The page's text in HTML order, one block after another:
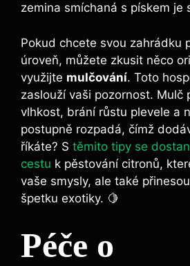
zemina smíchaná s pískem je
Pokud chcete svou zahrádku
úroveň, můžete zkusit něco
využijte mulčování. Toto
zaslouží vaši pozornost. Mulč
vlhkost, brání růstu plevele a
postupně rozpadá, čímž
říkáte? S těmito tipy se
cestu k pěstování citronů,
vaše smysly, ale také
špetku exotiky. 🍋
Péče o